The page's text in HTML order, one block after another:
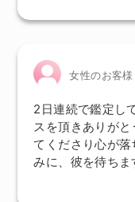
女性のお客様
2日連続で鑑定し
スを頂きありが
てくださり心が
みに、彼を待ちま